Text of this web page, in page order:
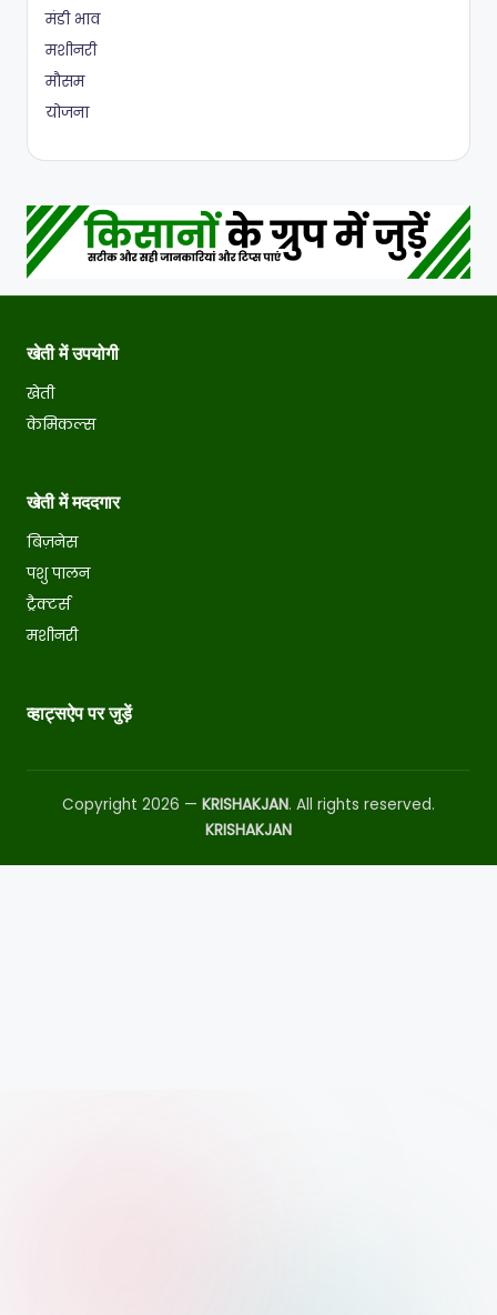
मंडी भाव
मशीनरी
मौसम
योजना
खेती में उपयोगी
खेती
केमिकल्स
खेती में मददगार
बिज़नेस
पशु पालन
ट्रैक्टर्स
मशीनरी
व्हाट्सऐप पर जुड़ें
Copyright 2026 — KRISHAKJAN. All rights reserved.
KRISHAKJAN